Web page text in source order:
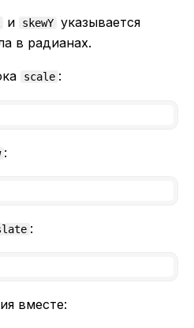
и skewY указывается
в радианах.
scale :
:
:
вместе: